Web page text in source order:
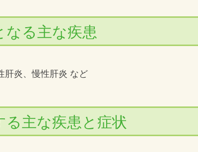
なる主な疾患
肝炎、慢性肝炎 など
る主な疾患と症状